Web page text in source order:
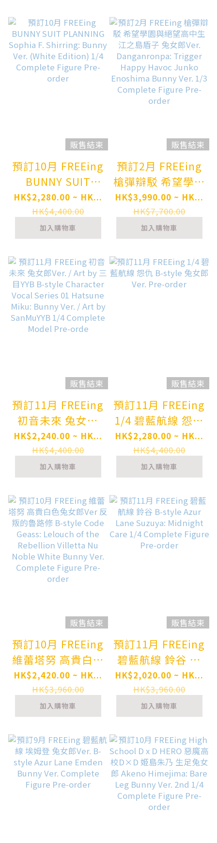
(White Edition)
1/4 Complete
Figure Pre-order
販售結束
預訂10月 FREEing
BUNNY SUIT
PLANNING
Sophia F.
Shirring: Bunny
Ver. (White
Edition) 1/4
Complete Figure
Pre-order
HK$2,280.00 ~ HK...
HK$4,400.00
加入購物車
販售結束
預訂2月 FREEing
槍彈辯駁 希望學園
與絕望高中生 江之
島盾子 兔女郎Ver.
Danganronpa:
Trigger Happy
Havoc Junko
Enoshima Bunny
Ver. 1/3
HK$3,990.00 ~ HK...
HK$7,700.00
加入購物車
販售結束
預訂11月 FREEing
初音未來 兔女郎
Ver. / Art by 三目
YYB B-style
Character Vocal
Series 01
Hatsune Miku:
Bunny Ver. / Art
by SanMuYYB 1/4
Complete Model
Pre-orde
HK$2,240.00 ~ HK...
HK$4,400.00
加入購物車
販售結束
預訂11月 FREEing
1/4 碧藍航線 怨仇
B-style 兔女郎
Ver. Pre-order
HK$2,280.00 ~ HK...
HK$4,400.00
加入購物車
販售結束
預訂10月 FREEing
維蕾塔努 高貴白色
兔女郎Ver 反叛的
魯路修 B-style
Code Geass:
Lelouch of the
Rebellion Villetta
Nu Noble White
Bunny Ver.
Complete Figure
HK$2,420.00 ~ HK...
HK$3,960.00
加入購物車
販售結束
預訂11月 FREEing
碧藍航線 鈴谷 B-
style Azur Lane
Suzuya: Midnight
Care 1/4
Complete Figure
Pre-order
HK$2,020.00 ~ HK...
HK$3,960.00
加入購物車